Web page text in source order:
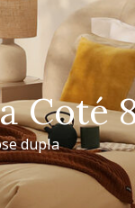
Coté
dupla